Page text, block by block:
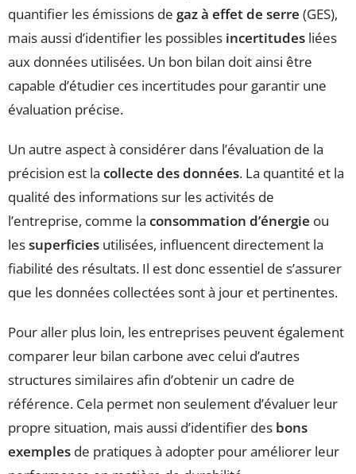
quantifier les émissions de gaz à effet de serre (GES),
mais aussi d’identifier les possibles incertitudes liées
aux données utilisées. Un bon bilan doit ainsi être
capable d’étudier ces incertitudes pour garantir une
évaluation précise.
Un autre aspect à considérer dans l’évaluation de la
précision est la collecte des données. La quantité et la
qualité des informations sur les activités de
l’entreprise, comme la consommation d’énergie ou
lessuperficies utilisées, influencent directement la
fiabilité des résultats. Il est donc essentiel de s’assurer
que les données collectées sont à jour et pertinentes.
Pour aller plus loin, les entreprises peuvent également
comparer leur bilan carbone avec celui d’autres
structures similaires afin d’obtenir un cadre de
référence. Cela permet non seulement d’évaluer leur
propre situation, mais aussi d’identifier des bons
exemples de pratiques à adopter pour améliorer leur